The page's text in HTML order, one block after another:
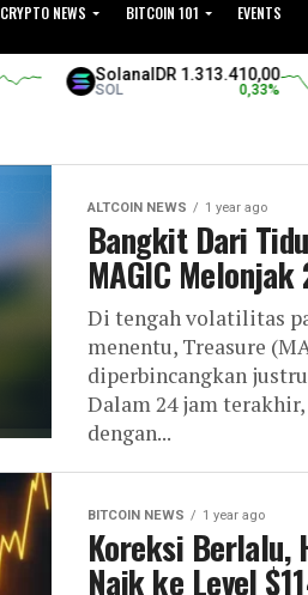
CRYPTO NEWS BITCOIN 101 EVENTS
Solana IDR 1.313.410,00
SOL
ALTCOIN NEWS 1 year ago
Bangkit Dari
MAGIC
Di tengah volatilitas
menentu, Treasure
diperbincangkan
Dalam 24 jam
dengan...
BITCOIN NEWS 1 year ago
Koreksi Berlalu,
Naik ke Level